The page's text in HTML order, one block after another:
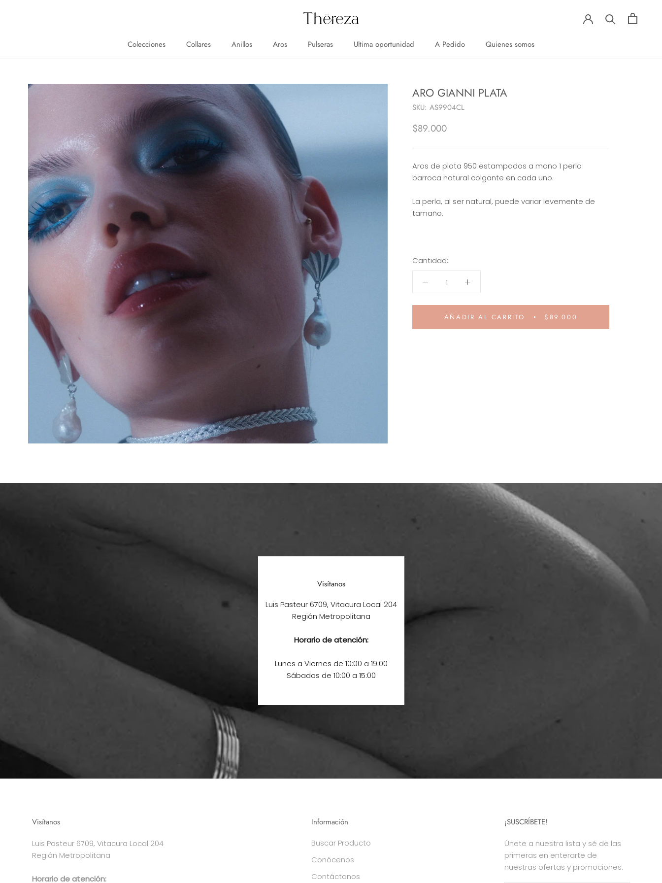
Colecciones
Collares
Anillos
Aros
Pulseras
Ultima oportunidad
A Pedido
Quienes somos
ARO GIANNI PLATA
SKU: AS9904CL
$89.000
Aros de plata 950 estampados a mano 1 perla
barroca natural colgante en cada uno.
La perla, al ser natural, puede variar levemente de
tamaño.
Cantidad:
AÑADIR AL CARRITO $89.000
Visítanos
Luis Pasteur 6709, Vitacura Local 204
Región Metropolitana
Horario de atención:
Lunes a Viernes de 10:00 a 19:00
Sábados de 10:00 a 15:00
Visítanos
Luis Pasteur 6709, Vitacura Local 204
Región Metropolitana
Horario de atención:
Información
Buscar Producto
Conócenos
Contáctanos
¡SUSCRÍBETE!
Únete a nuestra lista y sé de las
primeras en enterarte de
nuestras ofertas y promociones.